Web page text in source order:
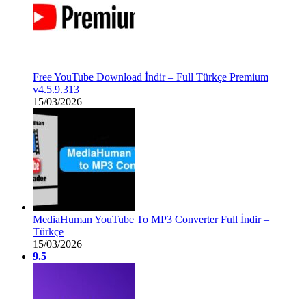
Free YouTube Download İndir – Full Türkçe Premium
v4.5.9.313
15/03/2026
MediaHuman YouTube To MP3 Converter Full İndir –
Türkçe
15/03/2026
9.5